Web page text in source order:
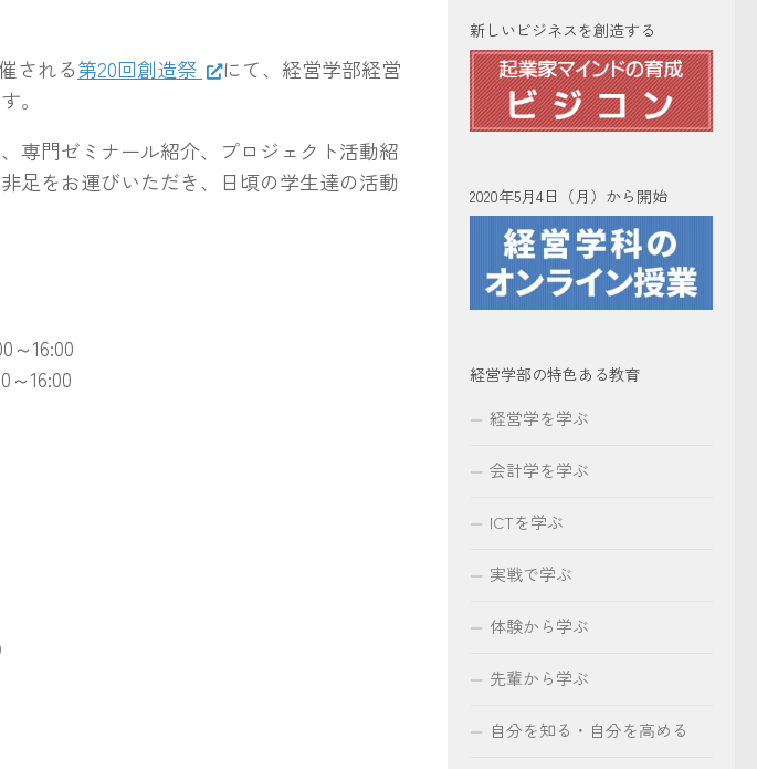
される第20回創造祭
にて、経営学部経営
。
専門ゼミナール紹介、プロジェクト活動紹
足をお運びいただき、日頃の学生達の活動
16:00
16:00
新しいビジネスを創造する
2020年5月4日（月）から開始
経営学部の特色ある教育
経営学を学ぶ
会計学を学ぶ
ICTを学ぶ
実戦で学ぶ
体験から学ぶ
先輩から学ぶ
自分を知る・自分を高める